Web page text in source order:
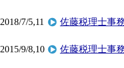
2018/7/5,11 佐藤税理士事
2015/9/8,10 佐藤税理士事